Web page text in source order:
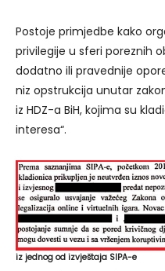
Postoje primjedbe kako
privilegije u sferi poreznih
dodatno ili pravednije
niz opstrukcija unutar
iz HDZ-a BiH, kojima su
interesa“.
iz jednog od izvještaja SIPA-e